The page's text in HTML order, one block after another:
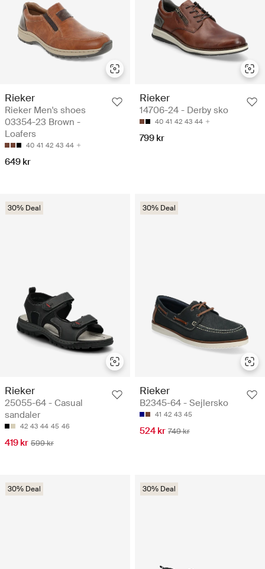
Rieker
Rieker Men's shoes
03354-23 Brown -
Loafers
40 41 42 43 44
649 kr
Rieker
14706-24 - Derby sko
40 41 42 43 44
799 kr
30% Deal
Rieker
25055-64 - Casual
sandaler
42 43 44 45 46
419 kr 599 kr
30% Deal
Rieker
B2345-64 - Sejlersko
41 42 43 45
524 kr 749 kr
30% Deal 30% Deal